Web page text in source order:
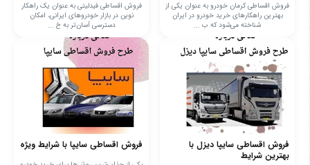
فروش اقساطی کرمان خودرو به عنوان یکی از
بهترین راهکارهای خرید خودرو در ایران
شناخته می‌شود که ب ...
فروش اقساطی فیدلیتی به عنوان یک راهکار
نوین در بازار خودروهای ایرانی، امکان
دسترسی آسان‌تر به خ ...
فروش اقساطی سایپا دیزل با
بهترین شرایط
فروش اقساطی سایپا با شرایط ویژه